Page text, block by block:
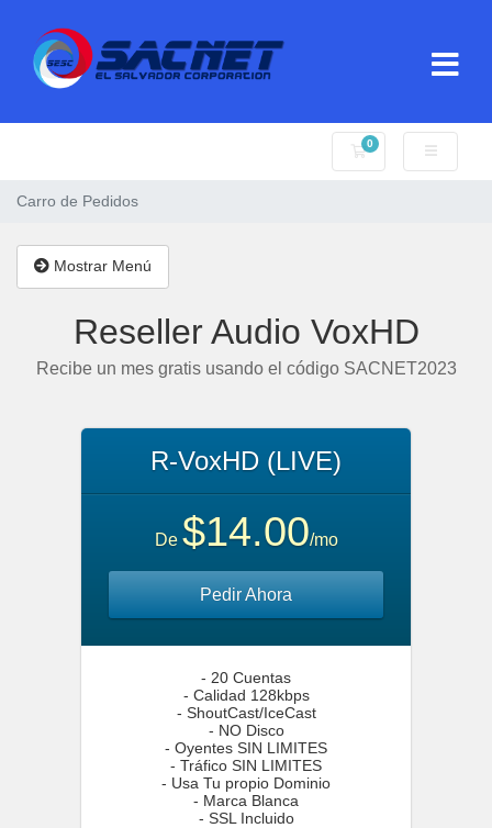
0
Carro de Pedidos
Carro de Pedidos
Mostrar Menú
Reseller Audio VoxHD
Recibe un mes gratis usando el código SACNET2023
R-VoxHD (LIVE)
De $14.00/mo
Pedir Ahora
- 20 Cuentas
- Calidad 128kbps
- ShoutCast/IceCast
- NO Disco
- Oyentes SIN LIMITES
- Tráfico SIN LIMITES
- Usa Tu propio Dominio
- Marca Blanca
- SSL Incluido